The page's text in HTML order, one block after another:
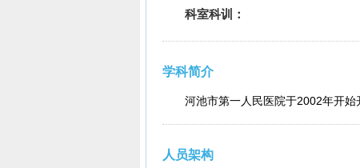
科室科训：
学科简介
河池市第一人民医院于2002年开始
人员架构